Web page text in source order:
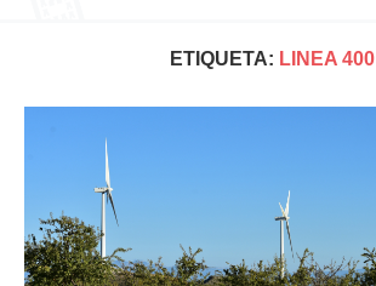
ETIQUETA: LINEA 400